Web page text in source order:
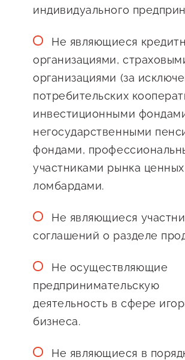
индивидуального
Не являющиеся
организациями,
организациями (за
потребительских
инвестиционными
негосударственными
фондами,
участниками рынка
ломбардами.
Не являющиеся
соглашений о разделе
Не осуществляющие
предпринимательскую
деятельность в сфере
бизнеса.
Не являющиеся в